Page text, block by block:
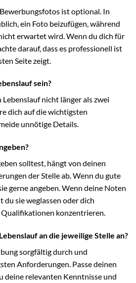
ist optional. In
ein Foto beizufügen, während
erwartet wird. Wenn du dich für
darauf, dass es professionell ist
Seite zeigt.
sein?
nicht länger als zwei
dich auf die wichtigsten
unnötige Details.
solltest, hängt von deinen
der Stelle ab. Wenn du gute
gerne angeben. Wenn deine Noten
du sie weglassen oder dich
konzentrieren.
an die jeweilige Stelle an?
sorgfältig durch und
Anforderungen. Passe deinen
deine relevanten Kenntnisse und